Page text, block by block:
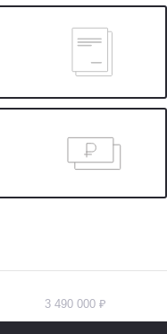
3 490 000 ₽